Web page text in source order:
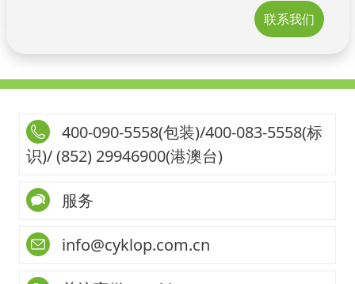
联系我们
400-090-5558(包装)/400-083-5558(标
识)/ (852) 29946900(港澳台)
服务
info@cyklop.com.cn